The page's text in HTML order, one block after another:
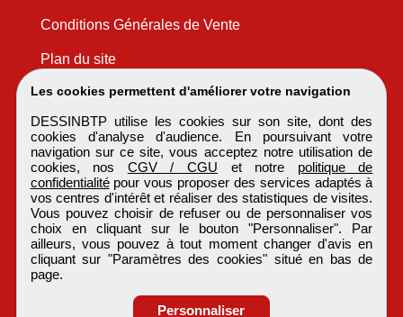
Les cookies permettent d'améliorer votre navigation
DESSINBTP utilise les cookies sur son site, dont des
cookies d'analyse d'audience. En poursuivant votre
navigation sur ce site, vous acceptez notre utilisation de
cookies, nos CGV / CGU et notre politique de
confidentialitépour vous proposer des services adaptés à
vos centres d'intérêt et réaliser des statistiques de visites.
Vous pouvez choisir de refuser ou de personnaliser vos
choix en cliquant sur le bouton "Personnaliser". Par
ailleurs, vous pouvez à tout moment changer d'avis en
cliquant sur "Paramètres des cookies" situé en bas de
page.
Personnaliser
Conditions Générales de Vente
Plan du site